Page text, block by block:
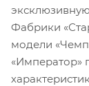
Фабрики
модели
«Император»